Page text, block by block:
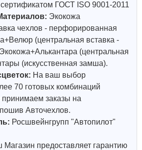
ГОСТ ISO 9001-2011
Экокожа
чехлов - перфорированная
(центральная вставка -
(центральная
(искусственная замша).
На ваш выбор
70 готовых комбинаций
принимаем заказы на
Авточехлов.
Росшвейнгрупп "Автопилот"
Магазин предоставляет гарантию